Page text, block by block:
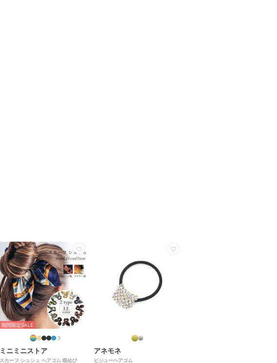
期間限定SALE
ミニミニストア
スカーフ シュシュ ヘアゴム 蝶結び
アネモネ
ビジューヘアゴム